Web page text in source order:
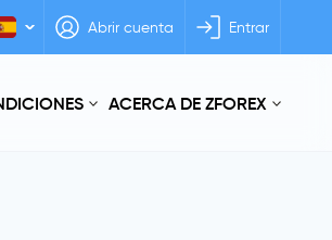
Abrir cuenta Entrar
ACERCA DE ZFOREX